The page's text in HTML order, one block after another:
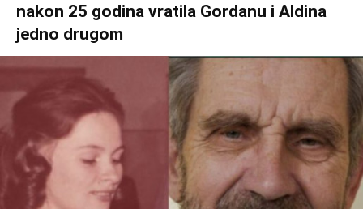
nakon 25 godina vratila Gordanu i Aldina
jedno drugom